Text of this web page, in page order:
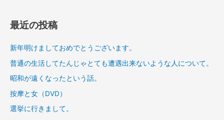
象
最近の投稿
新年明けましておめでとうございます。
普通の生活してたんじゃとても遭遇出来ないような人について。
昭和が遠くなったという話。
按摩と女（DVD）
選挙に行きまして。